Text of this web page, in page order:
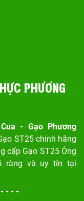
PHƯƠNG
- Gạo Phương
ST25 chính hãng
cấp Gạo ST25 Ông
ràng và uy tín tại
- - -